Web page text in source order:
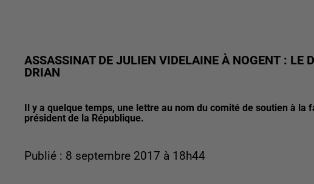
ASSASSINAT DE JULIEN VIDELAINE À NOGENT : LE
DRIAN
Il y a quelque temps, une lettre au nom du comité de soutien à
président de la République.
Publié : 8 septembre 2017 à 18h44